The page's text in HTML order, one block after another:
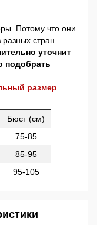
Потому что они
стран.
уточнит
подобрать
размер
Бюст (см)
75-85
85-95
95-105